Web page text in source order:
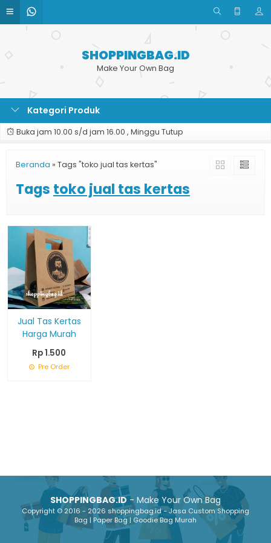
SHOPPINGBAG.ID
Make Your Own Bag
Kategori Produk
Buka jam 10.00 s/d jam 16.00 , Minggu Tutup
Beranda » Tags "toko jual tas kertas"
Tags toko jual tas kertas
Jual Tas Kertas
Harga Murah
Rp 1.500
Pre Order
SHOPPINGBAG.ID- Make Your Own Bag
Copyright © 2016 - 2026 shoppingbag.id - Jasa Custom Shopping
Bag | Paper Bag | Goodie Bag Murah